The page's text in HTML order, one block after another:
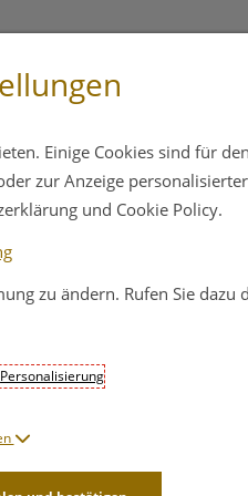
10ml
15,75 EUR
Einige Cookies sind für
zur Anzeige
und Cookie Policy.
zu ändern. Rufen Sie dazu
Personalisierung